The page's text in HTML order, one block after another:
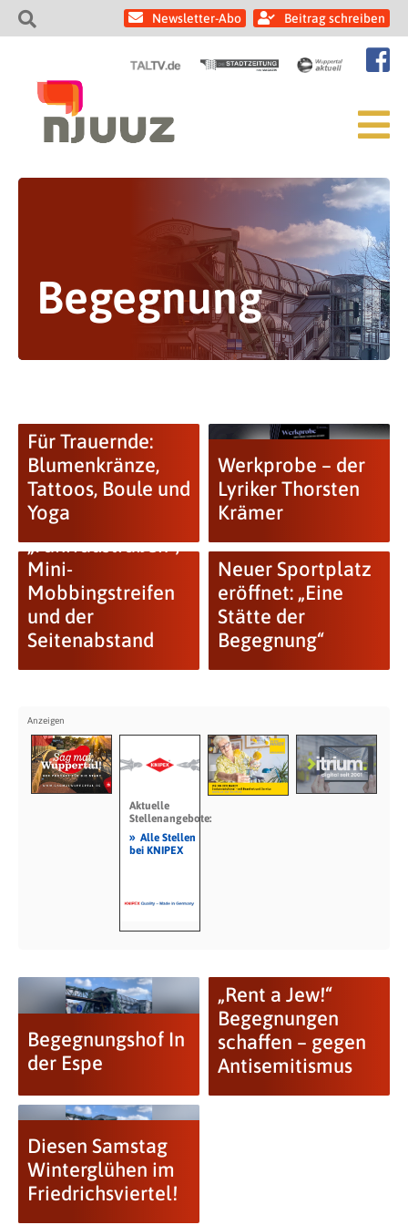
Newsletter-Abo Beitrag schreiben
Begegnung
Für Trauernde:
Blumenkränze,
Tattoos, Boule und
Yoga
Werkprobe – der
Lyriker Thorsten
Krämer
„Fahrradstraßen“,
Mini-
Mobbingstreifen
und der
Seitenabstand
Neuer Sportplatz
eröffnet: „Eine
Stätte der
Begegnung“
Aktuelle
Stellenangebote:
» Alle Stellen
bei KNIPEX
Begegnungshof In
der Espe
„Rent a Jew!“
Begegnungen
schaffen – gegen
Antisemitismus
Diesen Samstag
Winterglühen im
Friedrichsviertel!